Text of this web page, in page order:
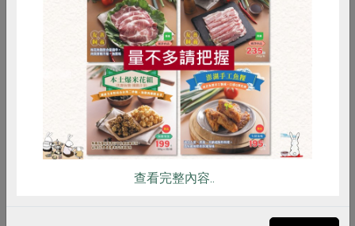
臺灣可果美股份有限公司
RPET 食譜 減硝酸鹽
雞蛋 食安 共同購買
查看完整內容..